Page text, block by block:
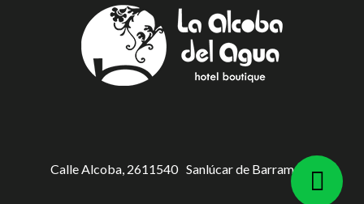
Calle Alcoba, 2611540 Sanlúcar de Barrameda